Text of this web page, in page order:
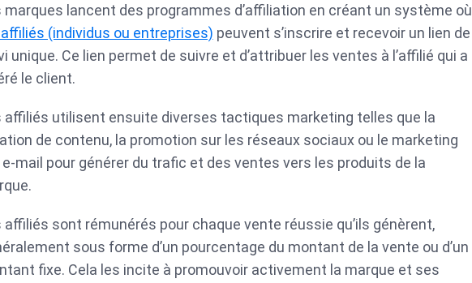
marques lancent des programmes d’affiliation en créant un système où
affiliés (individus ou entreprises) peuvent s’inscrire et recevoir un lien de
unique. Ce lien permet de suivre et d’attribuer les ventes à l’affilié qui a
le client.
affiliés utilisent ensuite diverses tactiques marketing telles que la
de contenu, la promotion sur les réseaux sociaux ou le marketing
e-mail pour générer du trafic et des ventes vers les produits de la
affiliés sont rémunérés pour chaque vente réussie qu’ils génèrent,
sous forme d’un pourcentage du montant de la vente ou d’un
fixe. Cela les incite à promouvoir activement la marque et ses